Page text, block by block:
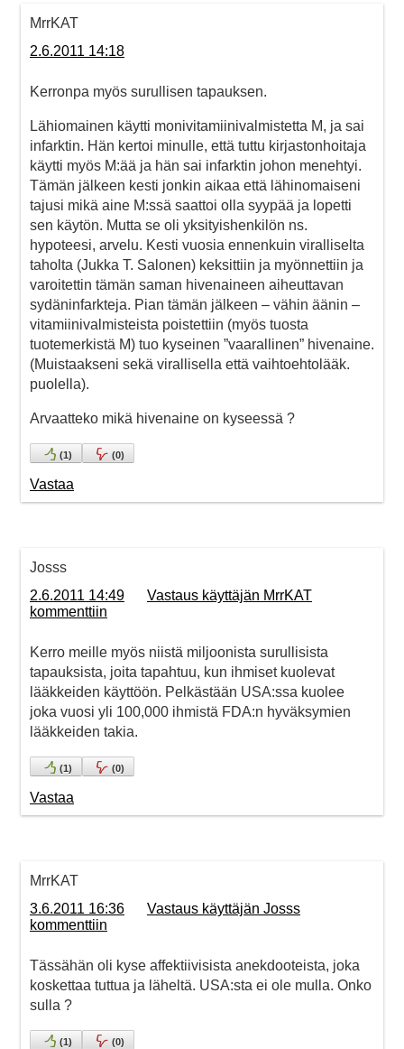
MrrKAT
2.6.2011 14:18
Kerronpa myös surullisen tapauksen.
Lähiomainen käytti monivitamiinivalmistetta M, ja sai
infarktin. Hän kertoi minulle, että tuttu kirjastonhoitaja
käytti myös M:ää ja hän sai infarktin johon menehtyi.
Tämän jälkeen kesti jonkin aikaa että lähinomaiseni
tajusi mikä aine M:ssä saattoi olla syypää ja lopetti
sen käytön. Mutta se oli yksityishenkilön ns.
hypoteesi, arvelu. Kesti vuosia ennenkuin viralliselta
taholta (Jukka T. Salonen) keksittiin ja myönnettiin ja
varoitettin tämän saman hivenaineen aiheuttavan
sydäninfarkteja. Pian tämän jälkeen – vähin äänin –
vitamiinivalmisteista poistettiin (myös tuosta
tuotemerkistä M) tuo kyseinen ”vaarallinen” hivenaine.
(Muistaakseni sekä virallisella että vaihtoehtolääk.
puolella).
Arvaatteko mikä hivenaine on kyseessä ?
(1) (0)
Vastaa
Josss
2.6.2011 14:49
Vastaus käyttäjän MrrKAT
kommenttiin
Kerro meille myös niistä miljoonista surullisista
tapauksista, joita tapahtuu, kun ihmiset kuolevat
lääkkeiden käyttöön. Pelkästään USA:ssa kuolee
joka vuosi yli 100,000 ihmistä FDA:n hyväksymien
lääkkeiden takia.
(1) (0)
Vastaa
MrrKAT
3.6.2011 16:36
Vastaus käyttäjän Josss
kommenttiin
Tässähän oli kyse affektiivisista anekdooteista, joka
koskettaa tuttua ja läheltä. USA:sta ei ole mulla. Onko
sulla ?
(1) (0)